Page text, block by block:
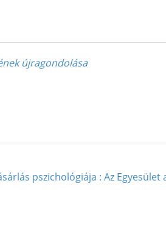
újragondolása
pszichológiája : Az